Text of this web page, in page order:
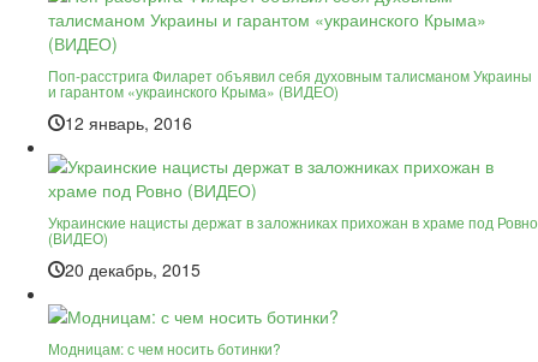
Поп-расстрига Филарет объявил себя духовным талисманом Украины
и гарантом «украинского Крыма» (ВИДЕО)
12 январь, 2016
Украинские нацисты держат в заложниках прихожан в храме под Ровно
(ВИДЕО)
20 декабрь, 2015
Модницам: с чем носить ботинки?